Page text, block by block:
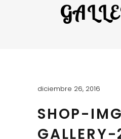
diciembre 26, 2016
SHOP-
GALLERY-